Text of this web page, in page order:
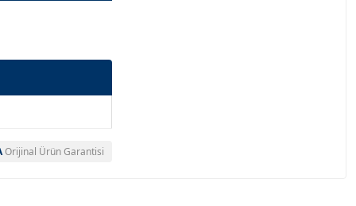
Orijinal Ürün Garantisi